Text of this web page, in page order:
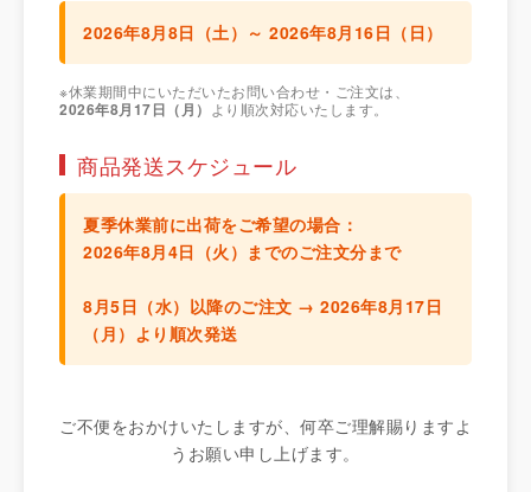
2026年8月8日（土）～ 2026年8月16日（日）
※休業期間中にいただいたお問い合わせ・ご注文は、
2026年8月17日（月） より順次対応いたします。
商品発送スケジュール
夏季休業前に出荷をご希望の場合：
2026年8月4日（火）までのご注文分まで
8月5日（水）以降のご注文 → 2026年8月17日
（月）より順次発送
ご不便をおかけいたしますが、何卒ご理解賜りますよ
うお願い申し上げます。